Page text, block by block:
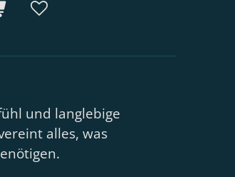
und langlebige
alles, was